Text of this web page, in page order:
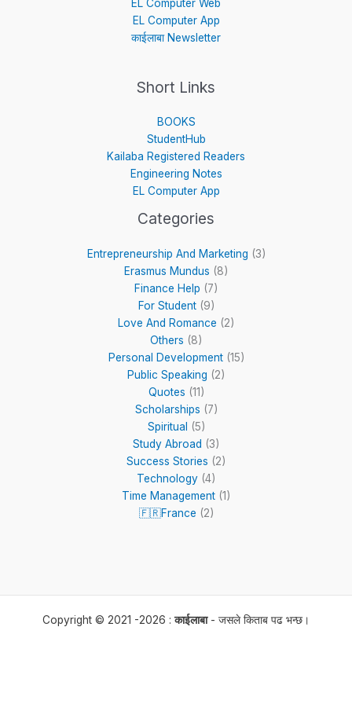
m
EL Computer Web
EL Computer App
काईलाबा Newsletter
Short Links
BOOKS
StudentHub
Kailaba Registered Readers
Engineering Notes
EL Computer App
Categories
Entrepreneurship And Marketing (3)
Erasmus Mundus (8)
Finance Help (7)
For Student(9)
Love And Romance (2)
Others (8)
Personal Development(15)
Public Speaking (2)
Quotes (11)
Scholarships (7)
Spiritual (5)
Study Abroad (3)
Success Stories (2)
Technology (4)
Time Management (1)
🇫🇷France (2)
Copyright © 2021 -2026 :काईलाबा- जसले किताब पढ भन्छ।